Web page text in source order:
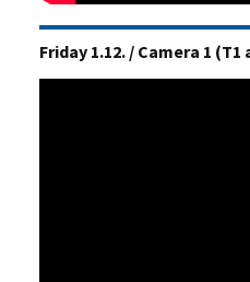
Friday 1.12. / Camera 1 (T1